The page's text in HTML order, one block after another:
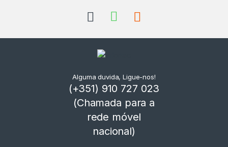
Alguma duvida, Ligue-nos!
(+351) 910 727 023
(Chamada para a
rede móvel
nacional)